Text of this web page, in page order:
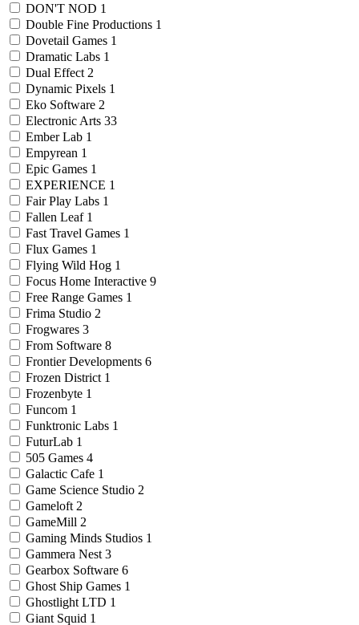
DON'T NOD 1
Double Fine Productions 1
Dovetail Games 1
Dramatic Labs 1
Dual Effect 2
Dynamic Pixels 1
Eko Software 2
Electronic Arts 33
Ember Lab 1
Empyrean 1
Epic Games 1
EXPERIENCE 1
Fair Play Labs 1
Fallen Leaf 1
Fast Travel Games 1
Flux Games 1
Flying Wild Hog 1
Focus Home Interactive 9
Free Range Games 1
Frima Studio 2
Frogwares 3
From Software 8
Frontier Developments 6
Frozen District 1
Frozenbyte 1
Funcom 1
Funktronic Labs 1
FuturLab 1
505 Games 4
Galactic Cafe 1
Game Science Studio 2
Gameloft 2
GameMill 2
Gaming Minds Studios 1
Gammera Nest 3
Gearbox Software 6
Ghost Ship Games 1
Ghostlight LTD 1
Giant Squid 1